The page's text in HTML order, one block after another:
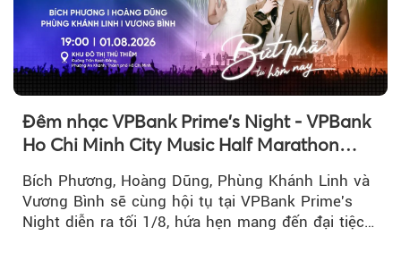
Đêm nhạc VPBank Prime's Night - VPBank
Ho Chi Minh City Music Half Marathon
Bích Phương, Hoàng Dũng, Phùng Khánh Linh và
Vương Bình sẽ cùng hội tụ tại VPBank Prime's
Night diễn ra tối 1/8, hứa hẹn mang đến đại tiệc